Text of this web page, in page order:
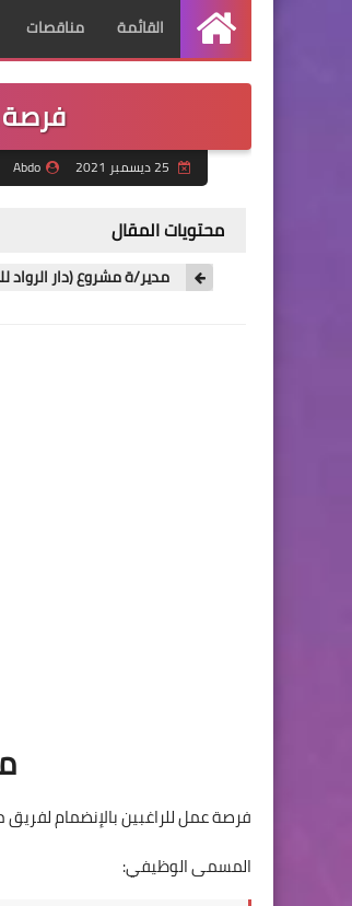
الرئيسية
القائمة مناقصات
فرصة
Abdo
محتويات المقال
مدير/ة مشروع (دار الرواد
فرصة عمل للراغبين بالإنضمام لفريق
المسمى الوظيفي: